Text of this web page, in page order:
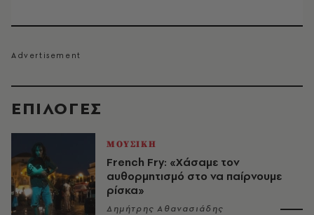
EΠΙΛΟΓΈΣ
ΜΟΥΣΙΚΗ
French Fry: «Χάσαμε τον
αυθορμητισμό στο να παίρνουμε
ρίσκα»
Δημήτρης Αθανασιάδης